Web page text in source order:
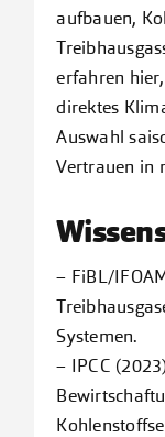
aufbauen,
erfahren
direktes
Auswahl
Vertrauen in
– FiBL/
Systemen.
– IPCC